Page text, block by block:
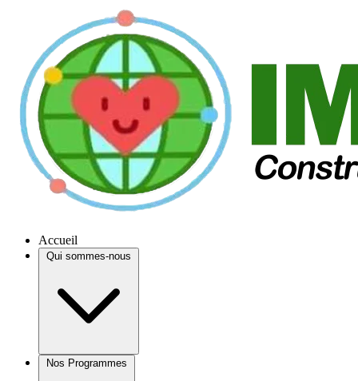
Accueil
Qui sommes-nous
Nos Programmes